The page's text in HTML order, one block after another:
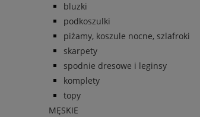
bluzki
podkoszulki
piżamy, koszule nocne, szlafroki
skarpety
spodnie dresowe i leginsy
komplety
topy
MĘSKIE